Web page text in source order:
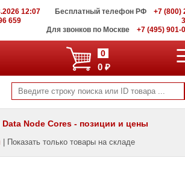
12:07
659
Бесплатный телефон РФ
+7 (800)
Для звонков по Москве
+7 (495) 901-
0
0 ₽
Data Node Cores - позиции и цены
| Показать только товары на складе